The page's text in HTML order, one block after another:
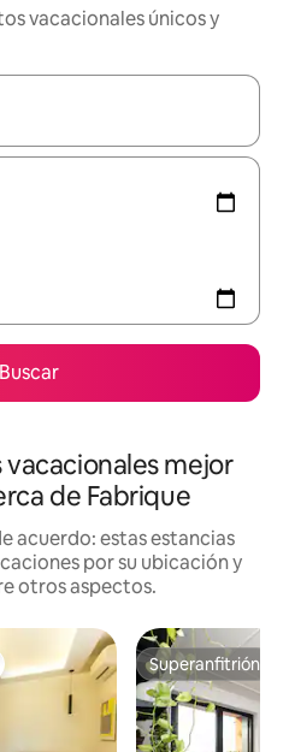
vacacionales únicos y
disponibles, podrás navegar
Buscar
mejor
de Fabrique
acuerdo: estas estancias
por su ubicación y
otros aspectos.
Superanfitrión
Superanfitrión